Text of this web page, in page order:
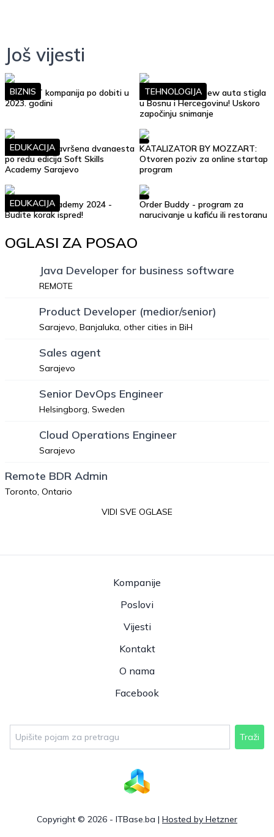
Još vijesti
Top 10 IT kompanija po dobiti u
2023. godini
BIZNIS
Google Street View auta stigla
u Bosnu i Hercegovinu! Uskoro
započinju snimanje
TEHNOLOGIJA
Uspješno je završena dvanaesta
po redu edicija Soft Skills
Academy Sarajevo
EDUKACIJA
KATALIZATOR BY MOZZART:
Otvoren poziv za online startap
program
Soft Skills Academy 2024 -
Budite korak ispred!
EDUKACIJA
Order Buddy - program za
narucivanje u kafiću ili restoranu
OGLASI ZA POSAO
Java Developer for business software
REMOTE
Product Developer (medior/senior)
Sarajevo, Banjaluka, other cities in BiH
Sales agent
Sarajevo
Senior DevOps Engineer
Helsingborg, Sweden
Cloud Operations Engineer
Sarajevo
Remote BDR Admin
Toronto, Ontario
VIDI SVE OGLASE
Kompanije
Poslovi
Vijesti
Kontakt
O nama
Facebook
Traži
Copyright © 2026 - ITBase.ba | Hosted by Hetzner